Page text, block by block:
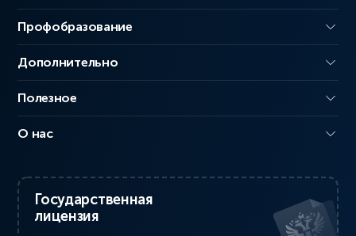
Профобразование
Дополнительно
Полезное
О нас
Государственная
лицензия